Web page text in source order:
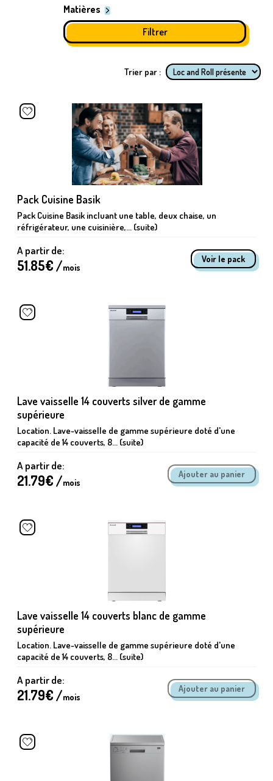
Matières
Trier par :
Pack Cuisine Basik
Pack Cuisine Basik incluant une table, deux chaise, un
réfrigérateur, une cuisinière,... (suite)
A partir de:
51.85€ /mois
Voir le pack
Lave vaisselle 14 couverts silver de gamme
supérieure
Location. Lave-vaisselle de gamme supérieure doté d'une
capacité de 14 couverts, 8... (suite)
A partir de:
21.79€ /mois
Lave vaisselle 14 couverts blanc de gamme
supérieure
Location. Lave-vaisselle de gamme supérieure doté d'une
capacité de 14 couverts, 8... (suite)
A partir de:
21.79€ /mois